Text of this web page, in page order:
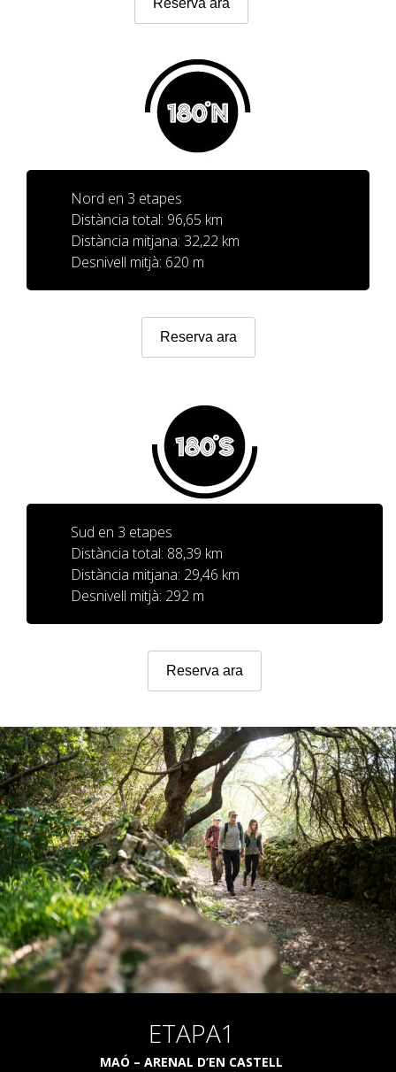
NON-STOP
NORMES I CRITERIS DE VALIDACIÓ
ENVIA UN INTENT
EXTRES
REGLAMENT
QUI SOM
COMPROMÍS AMBIENTAL
PROJECTE DE CONSERVACIÓ
Reserva ara
Nord en 3 etapes
Distància total: 96,65 km
Distància mitjana: 32,22 km
Desnivell mitjà: 620 m
Reserva ara
Sud en 3 etapes
Distància total: 88,39 km
Distància mitjana: 29,46 km
Desnivell mitjà: 292 m
Reserva ara
ETAPA1
MAÓ – ARENAL D’EN CASTELL